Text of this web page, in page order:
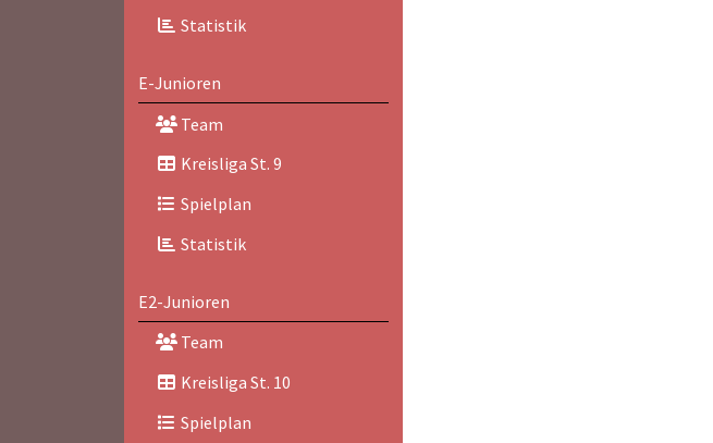
Statistik
E-Junioren
Team
Kreisliga St. 9
Spielplan
Statistik
E2-Junioren
Team
Kreisliga St. 10
Spielplan